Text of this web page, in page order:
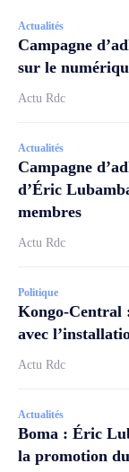
Actualités
Campagne
sur le
Actu Rdc
Actualités
Campagne
d’Éric
membres
Actu Rdc
Politique
Kongo-Central
avec
Actu Rdc
Actualités
Boma : Éric
la promotion